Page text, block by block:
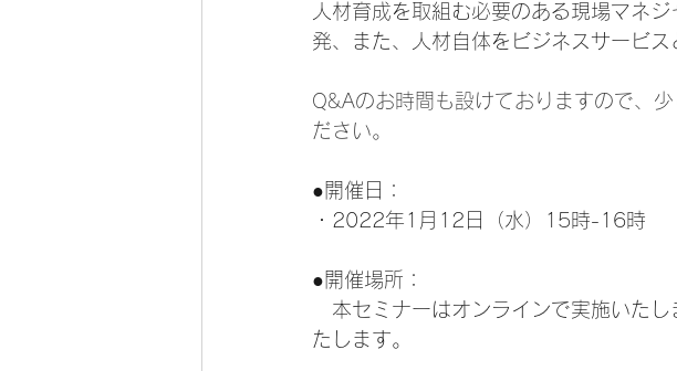
人材育成を取組む必要のある現場マネ
発、また、人材自体をビジネスサービ
Q&Aのお時間も設けておりますので、
ださい。
●開催日：
・2022年1月12日（水）15時-16時　
●開催場所：
本セミナーはオンラインで実施いたし
たします。